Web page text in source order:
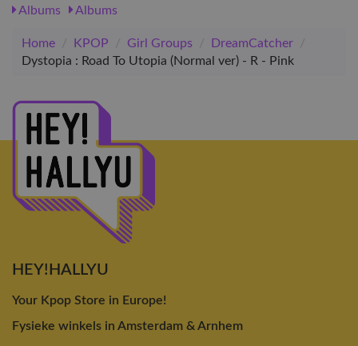
Albums
Albums
Home / KPOP / Girl Groups / DreamCatcher
/
Dystopia : Road To Utopia (Normal ver) - R - Pink
HEY!HALLYU
Your Kpop Store in Europe!
Fysieke winkels in Amsterdam & Arnhem